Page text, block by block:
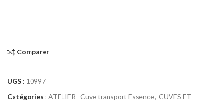
Comparer
UGS : 10997
Catégories : ATELIER, Cuve transport Essence, CUVES ET